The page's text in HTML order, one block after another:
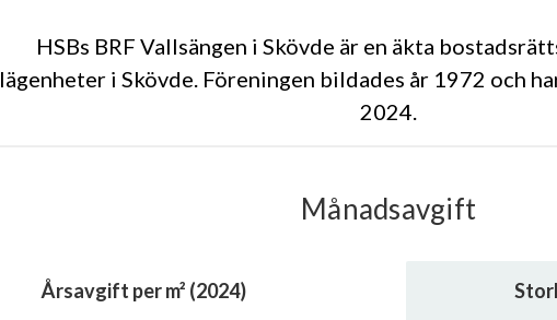
HSBs BRF Vallsängen i Skövde är en äkta
lägenheter i Skövde. Föreningen bildades år 1972 och
2024
Månadsavgift
Årsavgift per m² (2024)